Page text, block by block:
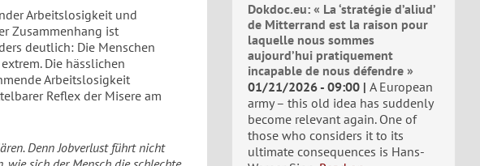
Arbeitslosigkeit und
Zusammenhang ist
deutlich: Die Menschen
Die hässlichen
Arbeitslosigkeit
Reflex der Misere am
Denn Jobverlust führt nicht
Dokdoc.eu: « La ‘stratégie d’aliud’
de Mitterrand est la raison pour
laquelle nous sommes
aujourd’hui pratiquement
incapable de nous défendre »
01/21/2026 - 09:00 A European
army – this old idea has suddenly
become relevant again. One of
those who considers it to its
ultimate consequences is Hans-